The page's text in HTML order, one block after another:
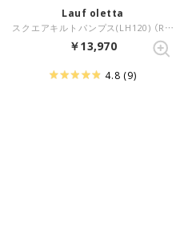
Lauf oletta
スクエアキルトパンプス(LH120) （RED-S）
￥13,970
4.8 (9)